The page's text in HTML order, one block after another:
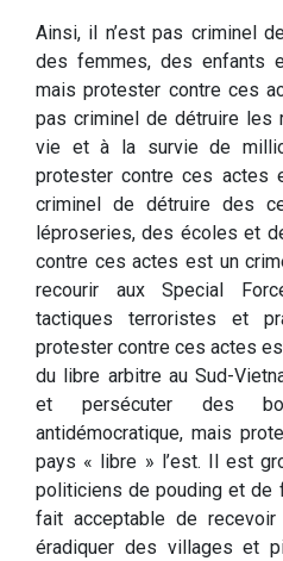
Ainsi, il n’est pas criminel
des femmes, des enfants
mais protester contre ces
pas criminel de détruire les
vie et à la survie de
protester contre ces actes
criminel de détruire des
léproseries, des écoles et
contre ces actes est un
recourir aux Special
tactiques terroristes et
protester contre ces actes
du libre arbitre au Sud-
et persécuter des
antidémocratique, mais
pays « libre » l’est. Il est
politiciens de pouding et de
fait acceptable de
éradiquer des villages et